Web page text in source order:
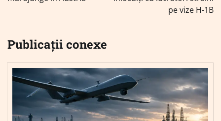
pe vize H-1B
Publicații conexe